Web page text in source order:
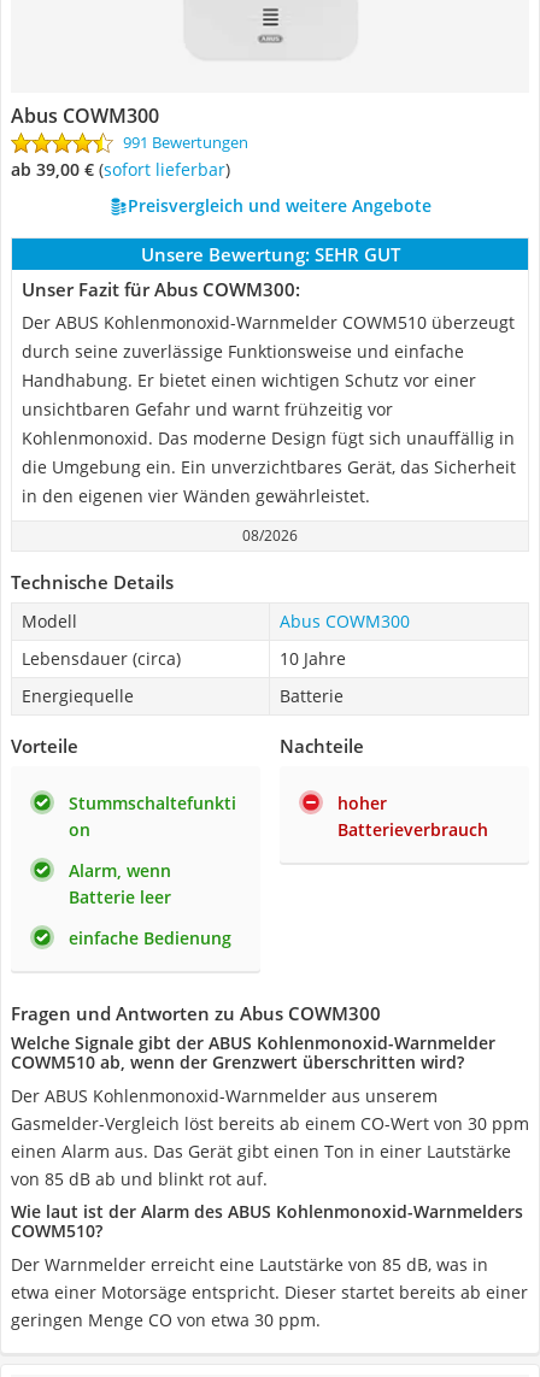
Abus COWM300
991 Bewertungen
ab 39,00 € ( Sofort lieferbar)
Preisvergleich und weitere Angebote
Unsere Bewertung: SEHR GUT
Unser Fazit für Abus COWM300:
Der ABUS Kohlenmonoxid-Warnmelder COWM510 überzeugt
durch seine zuverlässige Funktionsweise und einfache
Handhabung. Er bietet einen wichtigen Schutz vor einer
unsichtbaren Gefahr und warnt frühzeitig vor
Kohlenmonoxid. Das moderne Design fügt sich unauffällig in
die Umgebung ein. Ein unverzichtbares Gerät, das Sicherheit
in den eigenen vier Wänden gewährleistet.
08/2026
Technische Details
Modell
Abus COWM300
Lebensdauer (circa)
10 Jahre
Energiequelle
Batterie
Vorteile
Stummschaltefunkti
on
Alarm, wenn
Batterie leer
einfache Bedienung
Nachteile
hoher
Batterieverbrauch
Fragen und Antworten zu Abus COWM300
Welche Signale gibt der ABUS Kohlenmonoxid-Warnmelder
COWM510 ab, wenn der Grenzwert überschritten wird?
Der ABUS Kohlenmonoxid-Warnmelder aus unserem
Gasmelder-Vergleich löst bereits ab einem CO-Wert von 30 ppm
einen Alarm aus. Das Gerät gibt einen Ton in einer Lautstärke
von 85 dB ab und blinkt rot auf.
Wie laut ist der Alarm des ABUS Kohlenmonoxid-Warnmelders
COWM510?
Der Warnmelder erreicht eine Lautstärke von 85 dB, was in
etwa einer Motorsäge entspricht. Dieser startet bereits ab einer
geringen Menge CO von etwa 30 ppm.